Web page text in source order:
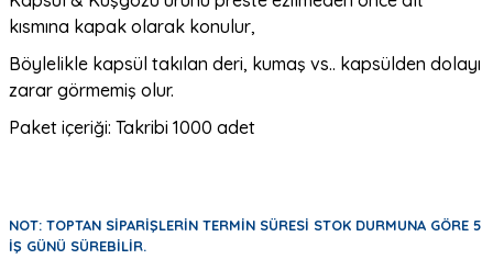
kısmına kapak olarak konulur,
Böylelikle kapsül takılan deri, kumaş vs.. kapsülden dolayı
zarar görmemiş olur.
Paket içeriği: Takribi 1000 adet
NOT: TOPTAN SİPARİŞLERİN TERMİN SÜRESİ STOK DURMUNA GÖRE 5
İŞ GÜNÜ SÜREBİLİR.